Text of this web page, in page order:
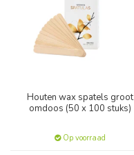
Houten wax spatels groot
omdoos (50 x 100 stuks)
Op voorraad